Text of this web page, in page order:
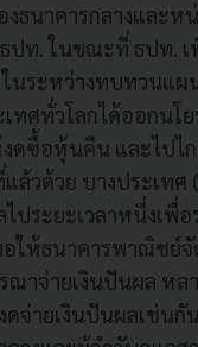
งธนาคารกลางและ
ปท. ในขณะที่ ธปท.
ระหว่างทบทวนแผ
ทศทั่วโลกได้ออกนโ
ดซื้อหุ้นคืน และไปไ
ล้วด้วย บางประเท
ไประยะเวลาหนึ่งเ
อให้ธนาคารพาณิช
าจ่ายเงินปันผล หล
จ่ายเงินปันผลเช่นกั